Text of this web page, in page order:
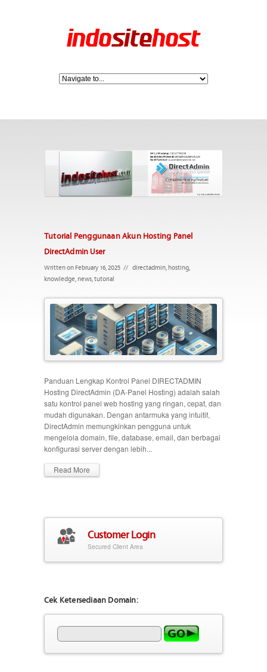
Tutorial Penggunaan Akun Hosting Panel
DirectAdmin User
Written on February 16, 2025 // directadmin,hosting,
knowledge,news,tutorial
Panduan Lengkap Kontrol Panel DIRECTADMIN
Hosting DirectAdmin (DA-Panel Hosting) adalah salah
satu kontrol panel web hosting yang ringan, cepat, dan
mudah digunakan. Dengan antarmuka yang intuitif,
DirectAdmin memungkinkan pengguna untuk
mengelola domain, file, database, email, dan berbagai
konfigurasi server dengan lebih...
Read More
Customer Login
Secured Client Area
Cek Ketersediaan Domain: